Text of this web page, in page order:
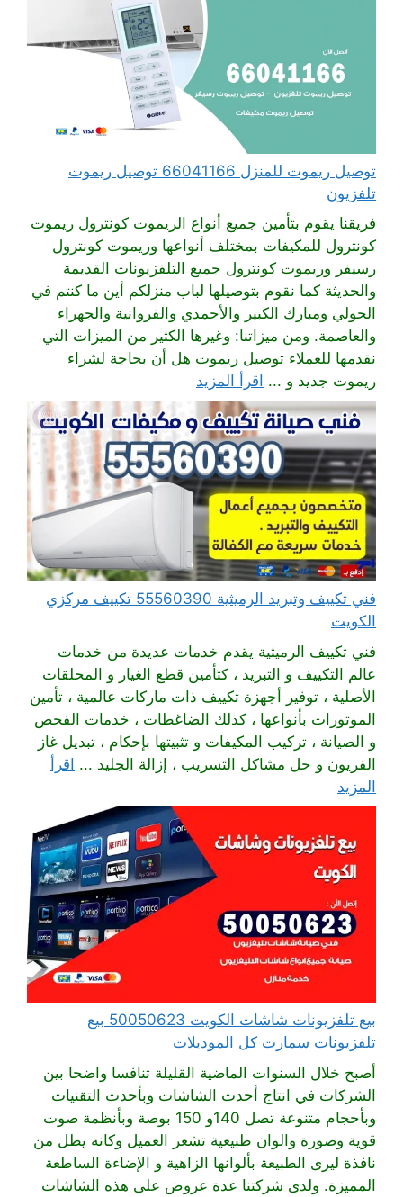
توصيل ريموت للمنزل 66041166 توصيل ريموت
تلفزيون
فريقنا يقوم بتأمين جميع أنواع الريموت كونترول ريموت
كونترول للمكيفات بمختلف أنواعها وريموت كونترول
رسيفر وريموت كونترول جميع التلفزيونات القديمة
والحديثة كما نقوم بتوصيلها لباب منزلكم أين ما كنتم في
الحولي ومبارك الكبير والأحمدي والفروانية والجهراء
والعاصمة. ومن ميزاتنا: وغيرها الكثير من الميزات التي
نقدمها للعملاء توصيل ريموت هل أن بحاجة لشراء
ريموت جديد و ... اقرأ المزيد
فني تكييف وتبريد الرميثية 55560390 تكييف مركزي
الكويت
فني تكييف الرميثية يقدم خدمات عديدة من خدمات
عالم التكييف و التبريد ، كتأمين قطع الغيار و المحلقات
الأصلية ، توفير أجهزة تكييف ذات ماركات عالمية ، تأمين
الموتورات بأنواعها ، كذلك الضاغطات ، خدمات الفحص
و الصيانة ، تركيب المكيفات و تثبيتها بإحكام ، تبديل غاز
الفريون و حل مشاكل التسريب ، إزالة الجليد ... اقرأ
المزيد
بيع تلفزيونات شاشات الكويت 50050623 بيع
تلفزيونات سمارت كل الموديلات
أصبح خلال السنوات الماضية القليلة تنافسا واضحا بين
الشركات في انتاج أحدث الشاشات وبأحدث التقنيات
وبأحجام متنوعة تصل 140و 150 بوصة وبأنظمة صوت
قوية وصورة والوان طبيعية تشعر العميل وكانه يطل من
نافذة ليرى الطبيعة بألوانها الزاهية و الإضاءة الساطعة
المميزة. ولدى شركتنا عدة عروض على هذه الشاشات